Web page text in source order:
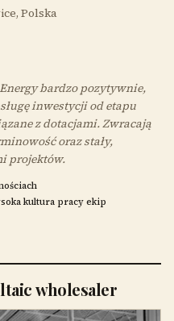
Polska
bardzo pozytywnie,
inwestycji od etapu
z dotacjami. Zwracają
oraz stały,
projektów.
kultura pracy ekip
wholesaler